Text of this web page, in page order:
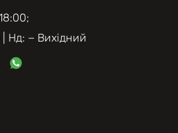
Нд: − Вихідний